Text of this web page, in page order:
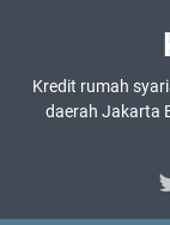
Kredit rumah
daerah Jakarta